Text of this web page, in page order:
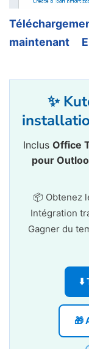
maintenant
✨
Inclus Office
pour
📦 Obtenez
Intégration
Gagner du
⬇️
🎁